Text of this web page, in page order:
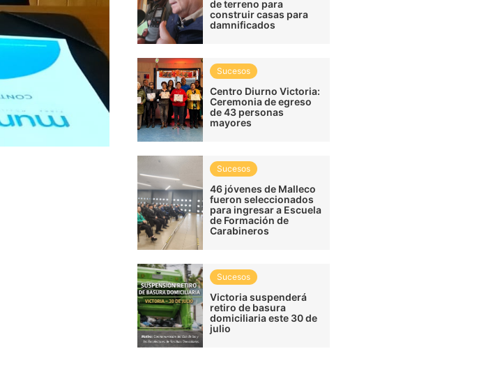
de terreno para
construir casas para
damnificados
Sucesos
Centro Diurno Victoria:
Ceremonia de egreso
de 43 personas
mayores
Sucesos
46 jóvenes de Malleco
fueron seleccionados
para ingresar a Escuela
de Formación de
Carabineros
Sucesos
Victoria suspenderá
retiro de basura
domiciliaria este 30 de
julio